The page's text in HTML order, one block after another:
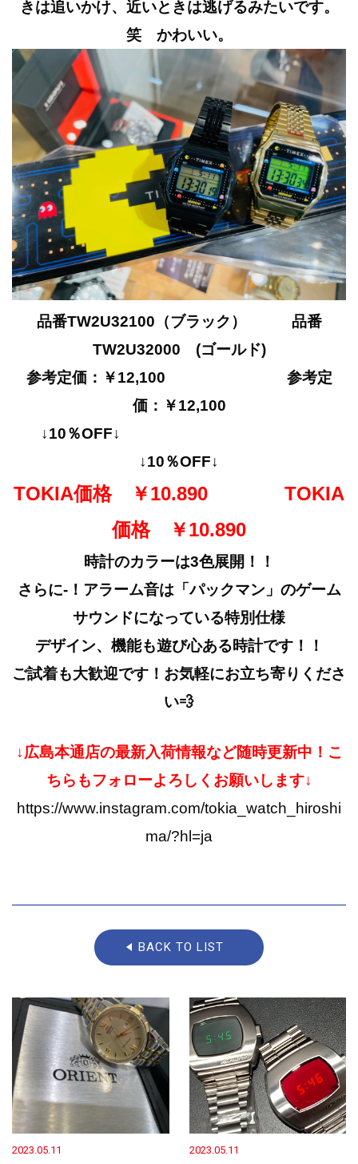
きは追いかけ、近いときは逃げるみたいです。
笑 かわいい。
品番TW2U32100（ブラック） 品番
TW2U32000 (ゴールド)
参考定価：￥12,100 参考定
価：￥12,100
↓10％OFF↓
↓10％OFF↓
TOKIA価格 ￥10.890 TOKIA
価格 ￥10.890
時計のカラーは3色展開！！
さらに-！アラーム音は「パックマン」のゲーム
サウンドになっている特別仕様
デザイン、機能も遊び心ある時計です！！
ご試着も大歓迎です！お気軽にお立ち寄りくださ
い💨
↓広島本通店の最新入荷情報など随時更新中！こ
ちらもフォローよろしくお願いします↓
https://www.instagram.com/tokia_watch_hiroshi
ma/?hl=ja
BACK TO LIST
2023.05.11 2023.05.11